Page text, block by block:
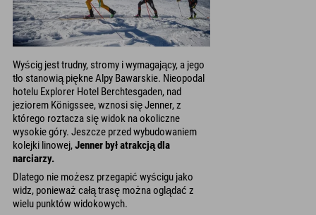
Wyścig jest trudny, stromy i wymagający, a jego
tło stanowią piękne Alpy Bawarskie. Nieopodal
hotelu Explorer Hotel Berchtesgaden, nad
jeziorem Königssee, wznosi się Jenner, z
którego roztacza się widok na okoliczne
wysokie góry. Jeszcze przed wybudowaniem
kolejki linowej,Jenner był atrakcją dla
narciarzy.
Dlatego nie możesz przegapić wyścigu jako
widz, ponieważ całą trasę można oglądać z
wielu punktów widokowych.